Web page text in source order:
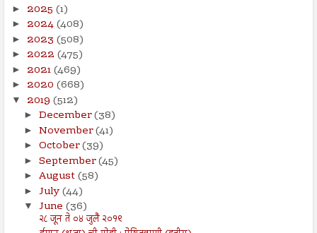
► 2025 (1)
► 2024(408)
► 2023 (508)
► 2022 (475)
► 2021(469)
► 2020 (668)
▼ 2019 (512)
► December(38)
► November(41)
► October(39)
► September(45)
► August(58)
► July(44)
▼ June (36)
२८ जून ते ०४ जुलै २०१९